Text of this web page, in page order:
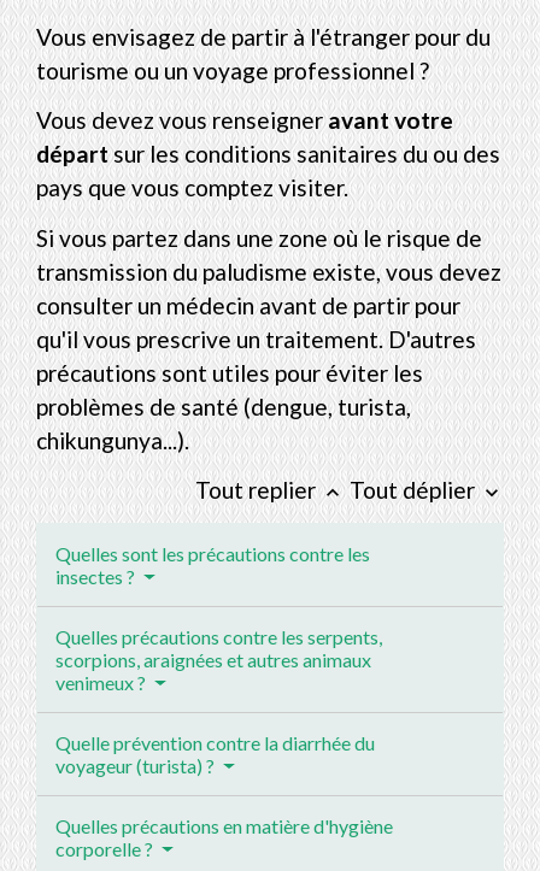
Vous envisagez de partir à l'étranger pour du
tourisme ou un voyage professionnel ?
Vous devez vous renseigneravant votre
départsur les conditions sanitaires du ou des
pays que vous comptez visiter.
Si vous partez dans une zone où le risque de
transmission du paludisme existe, vous devez
consulter un médecin avant de partir pour
qu'il vous prescrive un traitement. D'autres
précautions sont utiles pour éviter les
problèmes de santé (dengue, turista,
chikungunya...).
Tout replierkeyboard_arrow_up Tout déplier keyboard_arrow_down
Quelles sont les précautions contre les
insectes ?
Quelles précautions contre les serpents,
scorpions, araignées et autres animaux
venimeux ?
Quelle prévention contre la diarrhée du
voyageur (turista) ?
Quelles précautions en matière d'hygiène
corporelle ?